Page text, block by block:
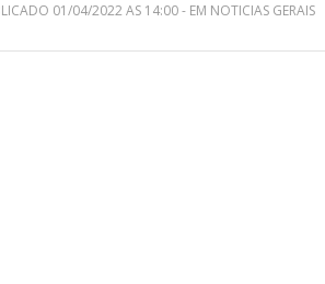
01/04/2022 AS 14:00 - EM NOTICIAS GERAIS